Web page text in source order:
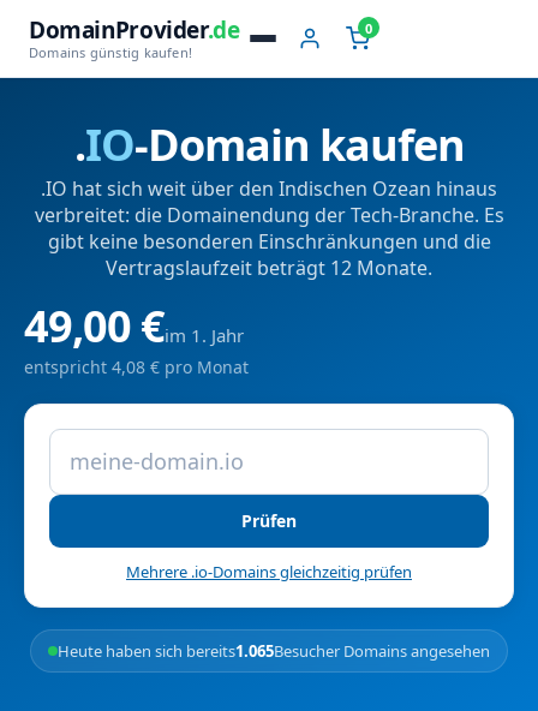
DomainProvider.de
Domains günstig kaufen!
0
.IO-Domain kaufen
.IO hat sich weit über den Indischen Ozean hinaus
verbreitet: die Domainendung der Tech-Branche. Es
gibt keine besonderen Einschränkungen und die
Vertragslaufzeit beträgt 12 Monate.
49,00 €im 1. Jahr
entspricht 4,08 € pro Monat
Prüfen
Mehrere .io-Domains gleichzeitig prüfen
Heute haben sich bereits1.065Besucher Domains angesehen